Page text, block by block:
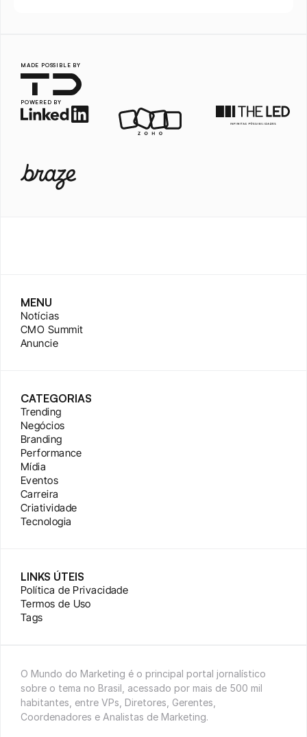
MADE POSSIBLE BY
POWERED BY
MENU
Notícias
CMO Summit
Anuncie
CATEGORIAS
Trending
Negócios
Branding
Performance
Mídia
Eventos
Carreira
Criatividade
Tecnologia
LINKS ÚTEIS
Política de Privacidade
Termos de Uso
Tags
O Mundo do Marketing é o principal portal jornalístico
sobre o tema no Brasil, acessado por mais de 500 mil
habitantes, entre VPs, Diretores, Gerentes,
Coordenadores e Analistas de Marketing.